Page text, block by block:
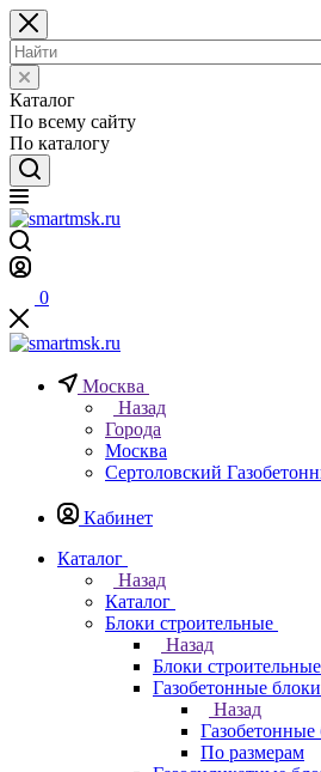
Каталог
По всему сайту
По каталогу
0
Москва
Назад
Города
Москва
Сертоловский
Кабинет
Каталог
Назад
Каталог
Блоки строительные
Назад
Блоки строительные
Газобетонные блоки
Назад
Газобетонные
По размерам